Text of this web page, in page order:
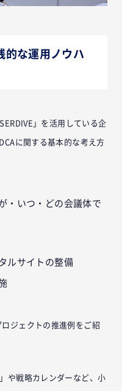
的な運用ノウハ
」を活用している企
に関する基本的な考え方
・いつ・どの会議体で
ルサイトの整備
ジェクトの推進例をご紹
や戦略カレンダーなど、小